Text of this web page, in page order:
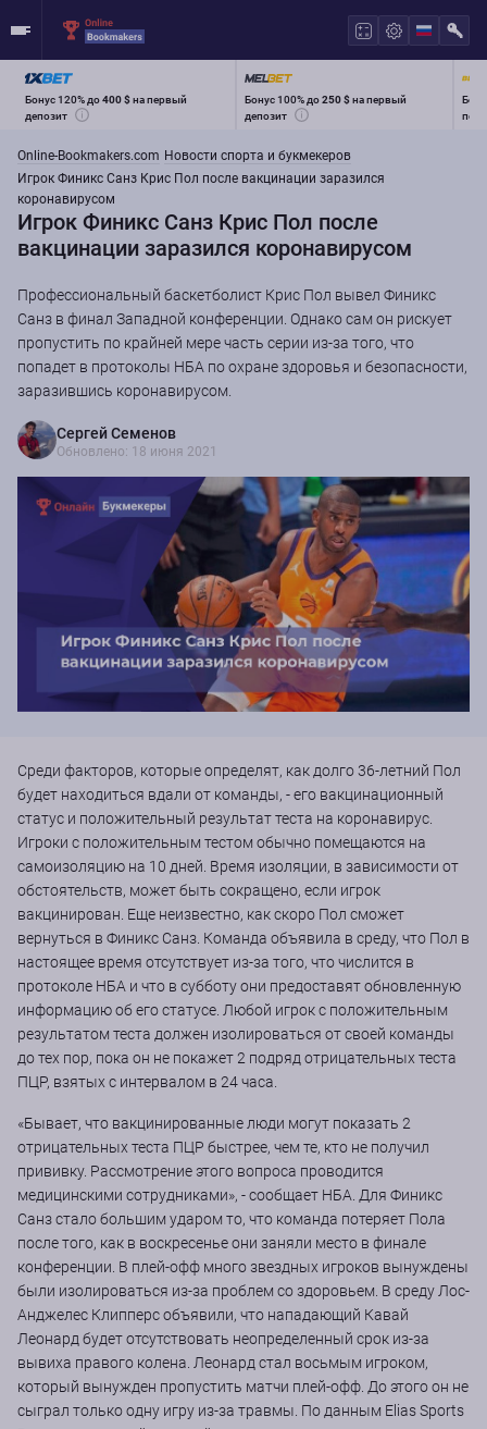
Бонус 120% до400 $на первый
депозит
Бонус 100% до250 $на первый
депозит
Online-Bookmakers.com Новости спорта и букмекеров
Игрок Финикс Санз Крис Пол после вакцинации заразился
коронавирусом
Игрок Финикс Санз Крис Пол после
вакцинации заразился коронавирусом
Профессиональный баскетболист Крис Пол вывел Финикс
Санз в финал Западной конференции. Однако сам он рискует
пропустить по крайней мере часть серии из-за того, что
попадет в протоколы НБА по охране здоровья и безопасности,
заразившись коронавирусом.
Сергей Семенов
Обновлено: 18 июня 2021
Среди факторов, которые определят, как долго 36-летний Пол
будет находиться вдали от команды, - его вакцинационный
статус и положительный результат теста на коронавирус.
Игроки с положительным тестом обычно помещаются на
самоизоляцию на 10 дней. Время изоляции, в зависимости от
обстоятельств, может быть сокращено, если игрок
вакцинирован. Еще неизвестно, как скоро Пол сможет
вернуться в Финикс Санз. Команда объявила в среду, что Пол в
настоящее время отсутствует из-за того, что числится в
протоколе НБА и что в субботу они предоставят обновленную
информацию об его статусе. Любой игрок с положительным
результатом теста должен изолироваться от своей команды
до тех пор, пока он не покажет 2 подряд отрицательных теста
ПЦР, взятых с интервалом в 24 часа.
«Бывает, что вакцинированные люди могут показать 2
отрицательных теста ПЦР быстрее, чем те, кто не получил
прививку. Рассмотрение этого вопроса проводится
медицинскими сотрудниками», - сообщает НБА. Для Финикс
Санз стало большим ударом то, что команда потеряет Пола
после того, как в воскресенье они заняли место в финале
конференции. В плей-офф много звездных игроков вынуждены
были изолироваться из-за проблем со здоровьем. В среду Лос-
Анджелес Клипперс объявили, что нападающий Кавай
Леонард будет отсутствовать неопределенный срок из-за
вывиха правого колена. Леонард стал восьмым игроком,
который вынужден пропустить матчи плей-офф. До этого он не
сыграл только одну игру из-за травмы. По данным Elias Sports